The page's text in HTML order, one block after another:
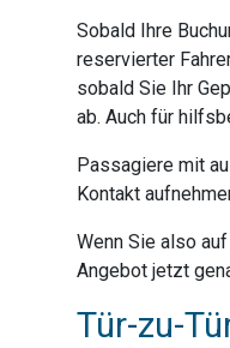
Sobald Ihre
reservierter
sobald Sie Ihr
ab. Auch für
Passagiere mit
Kontakt
Wenn Sie also
Angebot jetzt
Tür-zu-